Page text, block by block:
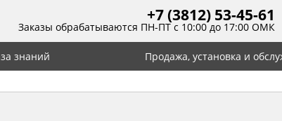
+7 (3812) 53-45-61
Заказы обрабатываются ПН-ПТ с 10:00 до 17:00 ОМК
знаний Продажа, установка и